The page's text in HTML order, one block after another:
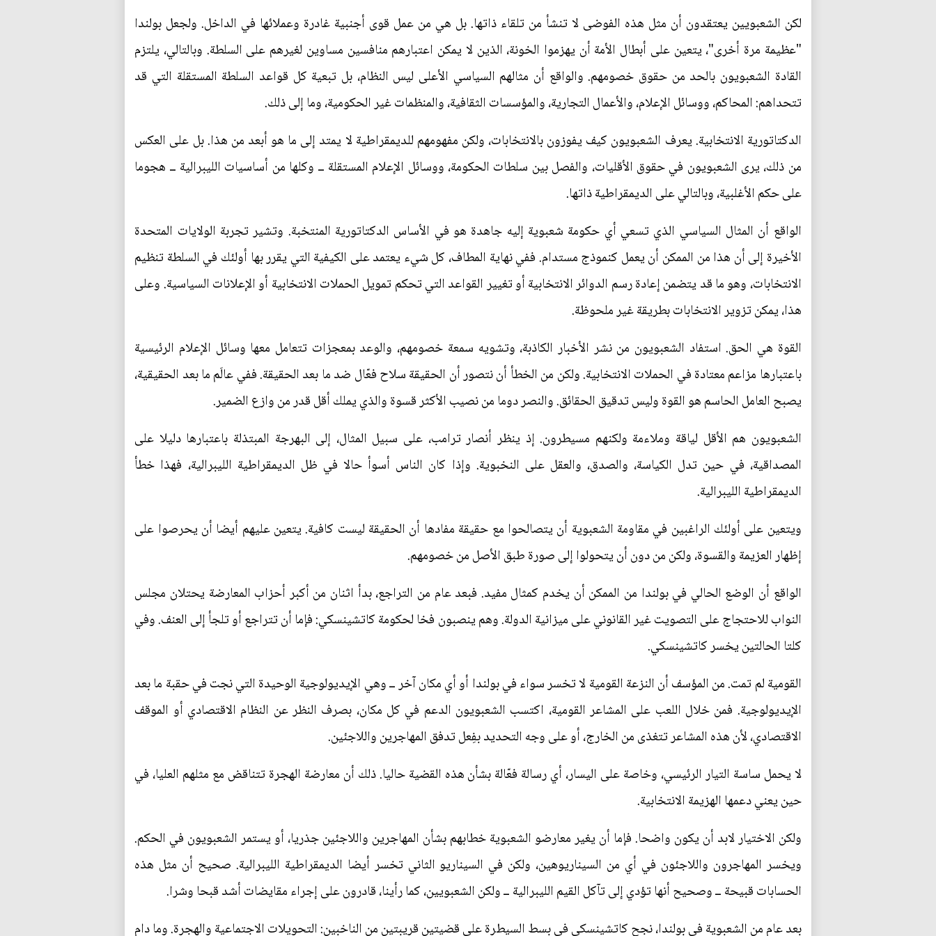
لكن الشعبويين يعتقدون أن مثل هذه الفوضى لا تنشأ من تلقاء ذاتها. بل هي من عمل قوى أجنبية غادرة وعملائها في الداخل. ولجعل بولندا
"عظيمة مرة أخرى"، يتعين على أبطال الأمة أن يهزموا الخونة، الذين لا يمكن اعتبارهم منافسين مساوين لغيرهم على السلطة. وبالتالي، يلتزم
القادة الشعبويون بالحد من حقوق خصومهم. والواقع أن مثالهم السياسي الأعلى ليس النظام، بل تبعية كل قواعد السلطة المستقلة التي قد
تتحداهم: المحاكم، ووسائل الإعلام، والأعمال التجارية، والمؤسسات الثقافية، والمنظمات غير الحكومية، وما إلى ذلك.
الدكتاتورية الانتخابية. يعرف الشعبويون كيف يفوزون بالانتخابات، ولكن مفهومهم للديمقراطية لا يمتد إلى ما هو أبعد من هذا. بل على العكس
من ذلك، يرى الشعبويون في حقوق الأقليات، والفصل بين سلطات الحكومة، ووسائل الإعلام المستقلة ــ وكلها من أساسيات الليبرالية ــ هجوما
على حكم الأغلبية، وبالتالي على الديمقراطية ذاتها.
الواقع أن المثال السياسي الذي تسعي أي حكومة شعبوية إليه جاهدة هو في الأساس الدكتاتورية المنتخبة. وتشير تجربة الولايات المتحدة
الأخيرة إلى أن هذا من الممكن أن يعمل كنموذج مستدام. ففي نهاية المطاف، كل شيء يعتمد على الكيفية التي يقرر بها أولئك في السلطة تنظيم
الانتخابات، وهو ما قد يتضمن إعادة رسم الدوائر الانتخابية أو تغيير القواعد التي تحكم تمويل الحملات الانتخابية أو الإعلانات السياسية. وعلى
هذا، يمكن تزوير الانتخابات بطريقة غير ملحوظة.
القوة هي الحق. استفاد الشعبويون من نشر الأخبار الكاذبة، وتشويه سمعة خصومهم، والوعد بمعجزات تتعامل معها وسائل الإعلام الرئيسية
باعتبارها مزاعم معتادة في الحملات الانتخابية. ولكن من الخطأ أن نتصور أن الحقيقة سلاح فعّال ضد ما بعد الحقيقة. ففي عالَم ما بعد الحقيقية،
يصبح العامل الحاسم هو القوة وليس تدقيق الحقائق. والنصر دوما من نصيب الأكثر قسوة والذي يملك أقل قدر من وازع الضمير.
الشعبويون هم الأقل لياقة وملاءمة ولكنهم مسيطرون. إذ ينظر أنصار ترامب، على سبيل المثال، إلى البهرجة المبتذلة باعتبارها دليلا على
المصداقية، في حين تدل الكياسة، والصدق، والعقل على النخبوية. وإذا كان الناس أسوأ حالا في ظل الديمقراطية الليبرالية، فهذا خطأ
الديمقراطية الليبرالية.
ويتعين على أولئك الراغبين في مقاومة الشعبوية أن يتصالحوا مع حقيقة مفادها أن الحقيقة ليست كافية. يتعين عليهم أيضا أن يحرصوا على
إظهار العزيمة والقسوة، ولكن من دون أن يتحولوا إلى صورة طبق الأصل من خصومهم.
الواقع أن الوضع الحالي في بولندا من الممكن أن يخدم كمثال مفيد. فبعد عام من التراجع، بدأ اثنان من أكبر أحزاب المعارضة يحتلان مجلس
النواب للاحتجاج على التصويت غير القانوني على ميزانية الدولة. وهم ينصبون فخا لحكومة كاتشينسكي: فإما أن تتراجع أو تلجأ إلى العنف. وفي
كلتا الحالتين يخسر كاتشينسكي.
القومية لم تمت. من المؤسف أن النزعة القومية لا تخسر سواء في بولندا أو أي مكان آخر ــ وهي الإيديولوجية الوحيدة التي نجت في حقبة ما بعد
الإيديولوجية. فمن خلال اللعب على المشاعر القومية، اكتسب الشعبويون الدعم في كل مكان، بصرف النظر عن النظام الاقتصادي أو الموقف
الاقتصادي، لأن هذه المشاعر تتغذى من الخارج، أو على وجه التحديد بفِعل تدفق المهاجرين واللاجئين.
لا يحمل ساسة التيار الرئيسي، وخاصة على اليسار، أي رسالة فعّالة بشأن هذه القضية حاليا. ذلك أن معارضة الهجرة تتناقض مع مثلهم العليا، في
حين يعني دعمها الهزيمة الانتخابية.
ولكن الاختيار لابد أن يكون واضحا. فإما أن يغير معارضو الشعبوية خطابهم بشأن المهاجرين واللاجئين جذريا، أو يستمر الشعبويون في الحكم.
ويخسر المهاجرون واللاجئون في أي من السيناريوهين، ولكن في السيناريو الثاني تخسر أيضا الديمقراطية الليبرالية. صحيح أن مثل هذه
الحسابات قبيحة ــ وصحيح أنها تؤدي إلى تآكل القيم الليبرالية ــ ولكن الشعبويين، كما رأينا، قادرون على إجراء مقايضات أشد قبحا وشرا.
بعد عام من الشعبوية في بولندا، نجح كاتشينسكي في بسط السيطرة على قضيتين قريبتين من الناخبين: التحويلات الاجتماعية والهجرة. وما دام